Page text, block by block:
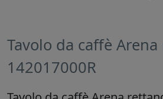
Tavolo da caffè
142017000R